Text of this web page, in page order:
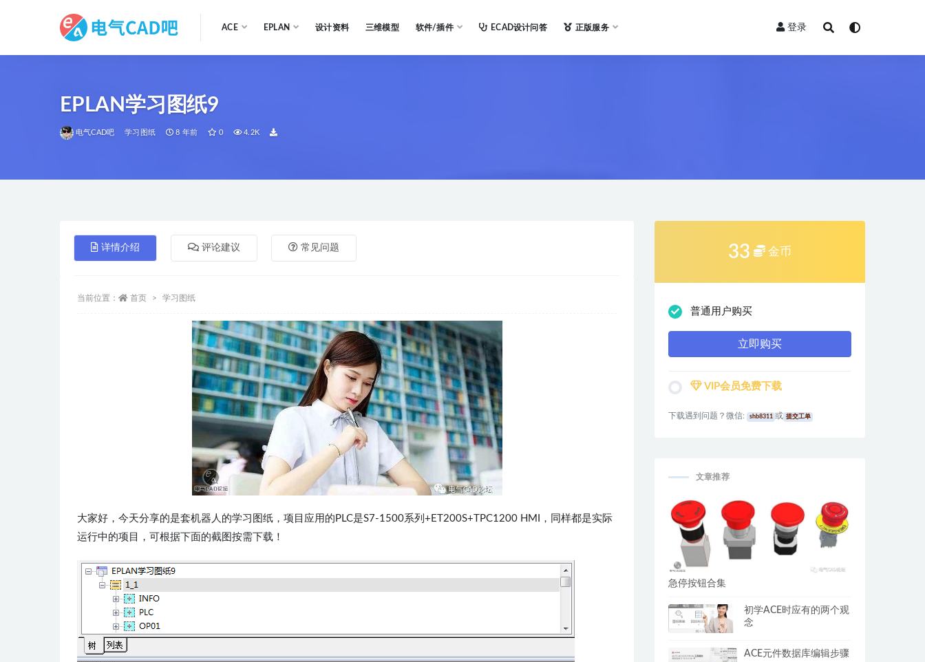
ACE EPLAN 设计资料 三维模型 软件/插件 ECAD设计问答 正版服务 登录
EPLAN学习图纸9
电气CAD吧 学习图纸 8 年前 0 4.2K
详情介绍 评论建议 常见问题
当前位置： 首页 学习图纸
大家好，今天分享的是套机器人的学习图纸，项目应用的PLC是S7-1500系列+ET200S+TPC1200 HMI，同样都是实际
运行中的项目，可根据下面的截图按需下载！
33 金币
普通用户购买
立即购买
VIP会员免费下载
下载遇到问题？微信: shb8311 或 提交工单
文章推荐
急停按钮合集
初学ACE时应有的两个观
念
ACE元件数据库编辑步骤